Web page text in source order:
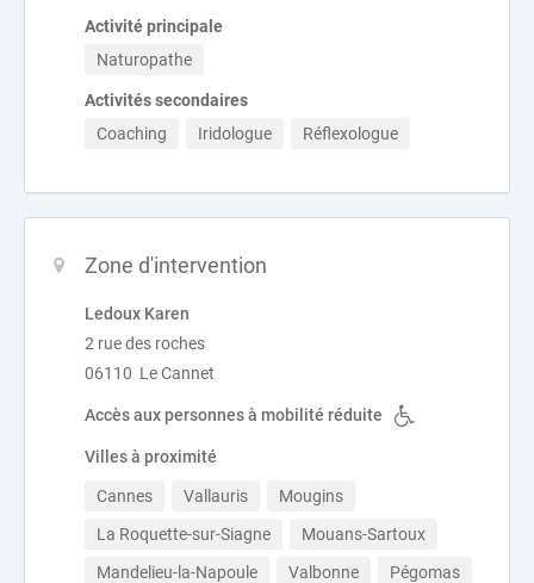
Activité principale
Naturopathe
Activités secondaires
Coaching
Iridologue Réflexologue
Zone d'intervention
Ledoux Karen
2 rue des roches
06110 Le Cannet
Accès aux personnes à mobilité réduite
Villes à proximité
Cannes Vallauris
Mougins
La Roquette-sur-Siagne
Mouans-Sartoux
Mandelieu-la-Napoule
Valbonne Pégomas